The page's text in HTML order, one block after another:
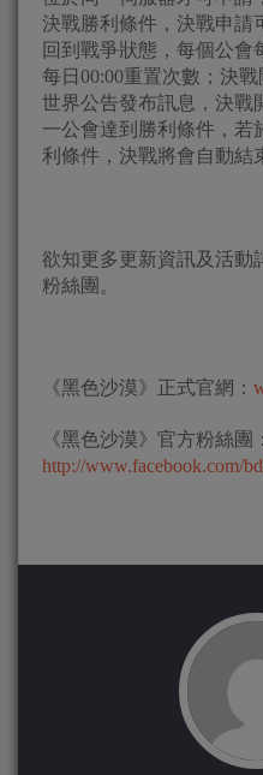
決戰勝利條件，決戰申請
回到戰爭狀態，每個公會
每日00:00重置次數；決
世界公告發布訊息，決戰
一公會達到勝利條件，若
利條件，決戰將會自動結
欲知更多更新資訊及活動
粉絲團。
《黑色沙漠》正式官網：
《黑色沙漠》官方粉絲團：
http://www.facebook.com/